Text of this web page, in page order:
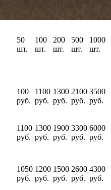
50
шт.
100
шт.
200
шт.
500
шт.
1000
шт.
100
руб.
1100
руб.
1300
руб.
2100
руб.
3500
руб.
1100
руб.
1300
руб.
1900
руб.
3300
руб.
6000
руб.
1050
руб.
1200
руб.
1500
руб.
2600
руб.
4300
руб.